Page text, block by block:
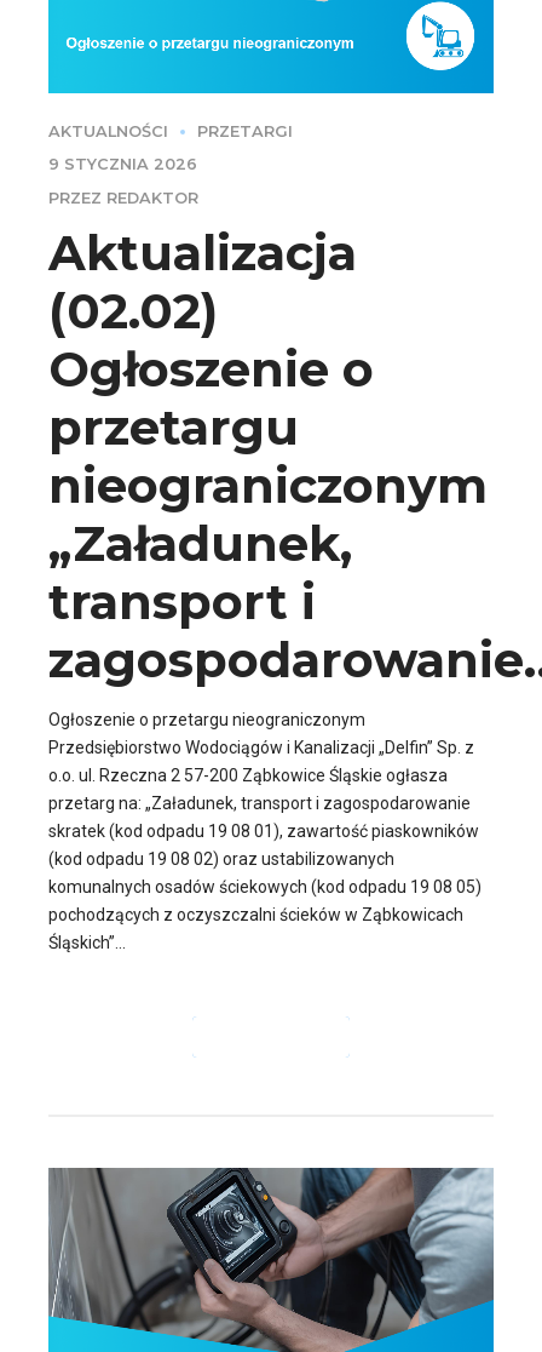
AKTUALNOŚCI
PRZETARGI
9 STYCZNIA 2026
PRZEZ REDAKTOR
Aktualizacja
(02.02)
Ogłoszenie o
przetargu
nieograniczonym
„Załadunek,
transport i
Ogłoszenie o przetargu nieograniczonym
Przedsiębiorstwo Wodociągów i Kanalizacji „Delfin” Sp. z
o.o. ul. Rzeczna 2 57-200 Ząbkowice Śląskie ogłasza
przetarg na: „Załadunek, transport i zagospodarowanie
skratek (kod odpadu 19 08 01), zawartość piaskowników
(kod odpadu 19 08 02) oraz ustabilizowanych
komunalnych osadów ściekowych (kod odpadu 19 08 05)
pochodzących z oczyszczalni ścieków w Ząbkowicach
Śląskich”...